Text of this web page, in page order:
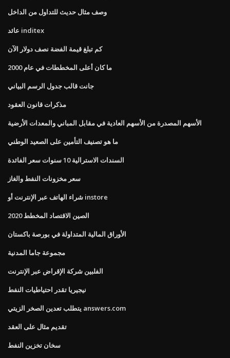
وصف مثال حديث للتداول من الداخل
عائد inditex
كم تبلغ قيمة الفضة نصف دولار الآن
ما كان أعلى المخططات في عام 2000
جانت قالب جدول الرسم البياني
مذكرات قانون العقود
الأسهم المصدرة من الأسهم العادية في مقابل المباني والمعدات الأرضية
ما هو تصنيف التأمين على الصعيد الوطني
السندات الاسترالية 10 سنوات سعر الفائدة
سعر مخزونات النفط والغاز
شراء الهاتف عبر الإنترنت أو instore
الصين الاقتصاد المخطط 2020
الأوراق المالية المتداولة في بورصة باكستان
مجموعة جاما المدنية
الفلبين شركة الإقراض عبر الإنترنت
نيجيريا تقدر احتياطيات النفط
يتطلب تعدين الصخر الزيتي answers.com
تقديم مثال على العقد
سخان تخزين النفط